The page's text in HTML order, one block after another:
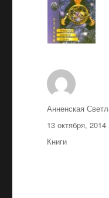
Автор
Анненская
Опубликовано
13 октября, 2014
Рубрики
Книги